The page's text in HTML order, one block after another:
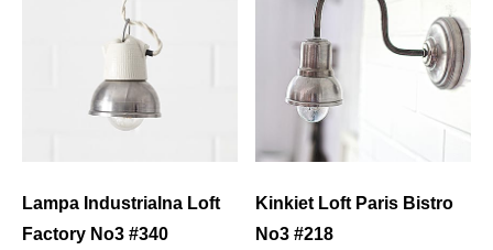
Lampa Industrialna Loft
Factory No3 #340
Kinkiet Loft Paris Bistro
No3 #218